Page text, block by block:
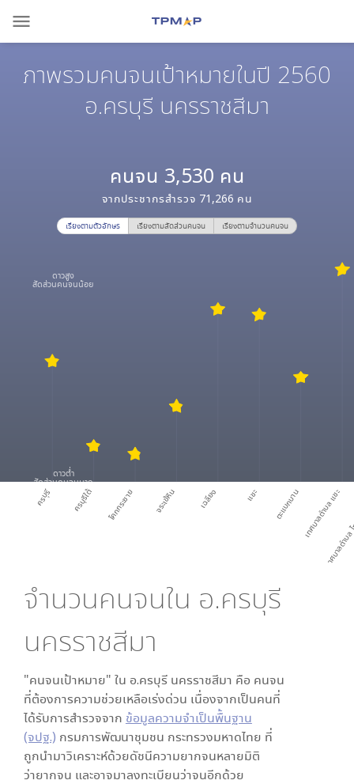
menu
ภาพรวมคนจนเป้าหมายในปี 2560
อ.ครบุรี นครราชสีมา
คนจน 3,530 คน
จากประชากรสำรวจ 71,266 คน
เรียงตามตัวอักษร เรียงตามสัดส่วนคนจน เรียงตามจำนวนคนจน
ครบุรี ครบุรีใต้ โคกกระชาย จระเข้หิน เฉลียง แชะ ตะแบกบาน เทศบาลตำบล แชะ
เทศบาล
ดาวสูง
สัดส่วนคนจนน้อย
ดาวต่ำ
สัดส่วนคนจนมาก
จำนวนคนจนใน อ.ครบุรี
นครราชสีมา
"คนจนเป้าหมาย" ใน อ.ครบุรี นครราชสีมา คือ คนจน
ที่ต้องการความช่วยเหลือเร่งด่วน เนื่องจากเป็นคนที่
ได้รับการสำรวจจาก ข้อมูลความจำเป็นพื้นฐาน
(จปฐ.) กรมการพัฒนาชุมชน กระทรวงมหาดไทย ที่
ถูกนำมาวิเคราะห์ด้วยดัชนีความยากจนหลายมิติ
ว่ายากจน และอาจมาลงทะเบียนว่าจนอีกด้วย